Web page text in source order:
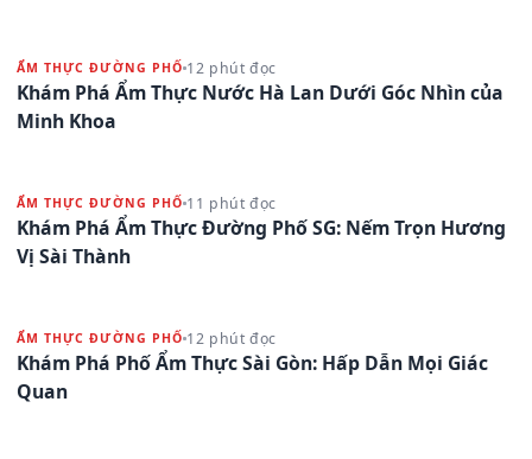
ẨM THỰC ĐƯỜNG PHỐ 12 phút đọc
Khám Phá Ẩm Thực Nước Hà Lan Dưới Góc Nhìn của
Minh Khoa
ẨM THỰC ĐƯỜNG PHỐ 11 phút đọc
Khám Phá Ẩm Thực Đường Phố SG: Nếm Trọn Hương
Vị Sài Thành
ẨM THỰC ĐƯỜNG PHỐ 12 phút đọc
Khám Phá Phố Ẩm Thực Sài Gòn: Hấp Dẫn Mọi Giác
Quan